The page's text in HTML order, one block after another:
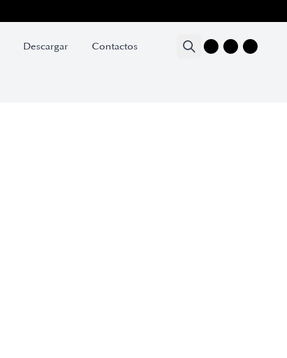
Descargar Contactos